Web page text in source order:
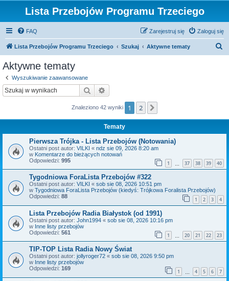
Lista Przebojów Programu Trzeciego
FAQ Zaloguj się
Zarejestruj się
Lista Przebojów Programu Trzeciego Szukaj Aktywne tematy
Aktywne tematy
Wyszukiwanie zaawansowane
Szukaj
Znaleziono 42 wyniki 1 2
Tematy
Pierwsza Trójka - Lista Przebojów (Notowania)
Ostatni post autor: VILKI « ndz sie 09, 2026 8:20 am
w Komentarze do bieżących notowań
Odpowiedzi: 995 1 37 38 39 40
Tygodniowa ForaLista Przebojów #322
Ostatni post autor: VILKI « sob sie 08, 2026 10:51 pm
w Tygodniowa ForaLista Przebojów (kiedyś: Trójkowa Foralista Przebojów)
Odpowiedzi: 88 1 2 3 4
Lista Przebojów Radia Białystok (od 1991)
Ostatni post autor: John1994 « sob sie 08, 2026 10:16 pm
w Inne listy przebojów
Odpowiedzi: 561 1 20 21 22 23
TIP-TOP Lista Radia Nowy Świat
Ostatni post autor: jollyroger72 « sob sie 08, 2026 9:50 pm
w Inne listy przebojów
Odpowiedzi: 169 1 4 5 6 7